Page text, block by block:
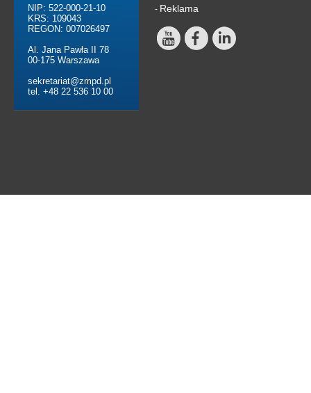
NIP: 522-000-21-10
KRS: 109043
REGON: 007026497
Al. Jana Pawła II 78
00-175 Warszawa
sekretariat@zmpd.pl
tel. +48 22 536 10 00
- Reklama